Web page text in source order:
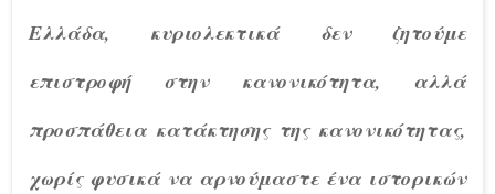
Ελλάδα, κυριολεκτικά δεν ζητούμε
επιστροφή στην κανονικότητα, αλλά
προσπάθεια κατάκτησης της κανονικότητας,
χωρίς φυσικά να αρνούμαστε ένα ιστορικών